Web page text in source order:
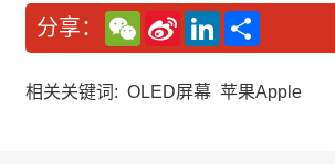
分享：
W
e
C
a
S
n
W
L
n
e
相关关键词: OLED屏幕 苹果Apple